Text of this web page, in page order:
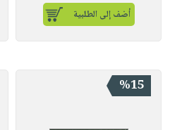
أضف إلى الطلبية
%15